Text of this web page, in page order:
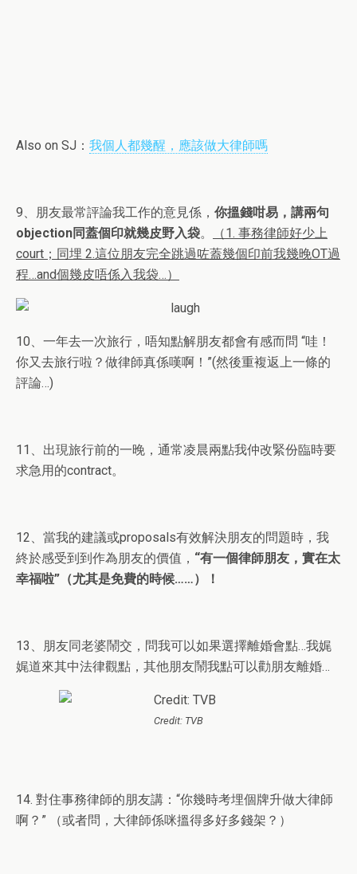
Also on SJ： 我個人都幾醒，應該做大律師嗎
9、朋友最常評論我工作的意見係， 你搵錢咁易，講兩句
objection同蓋個印就幾皮野入袋。
（1. 事務律師好少上
court；同埋 2.這位朋友完全跳過咗蓋幾個印前我幾晚OT過
程…and個幾皮唔係入我袋…）
10、一年去一次旅行，唔知點解朋友都會有感而問 “哇！
你又去旅行啦？做律師真係嘆啊！”(然後重複返上一條的
評論…)
11、出現旅行前的一晚，通常凌晨兩點我仲改緊份臨時要
求急用的contract。
12、當我的建議或proposals有效解決朋友的問題時，我
終於感受到到作為朋友的價值， “有一個律師朋友，實在太
幸福啦”（尤其是免費的時候……）！
13、朋友同老婆鬧交，問我可以如果選擇離婚會點…我娓
娓道來其中法律觀點，其他朋友鬧我點可以勸朋友離婚…
Credit: TVB
14. 對住事務律師的朋友講：“你幾時考埋個牌升做大律師
啊？” （或者問，大律師係咪搵得多好多錢架？）